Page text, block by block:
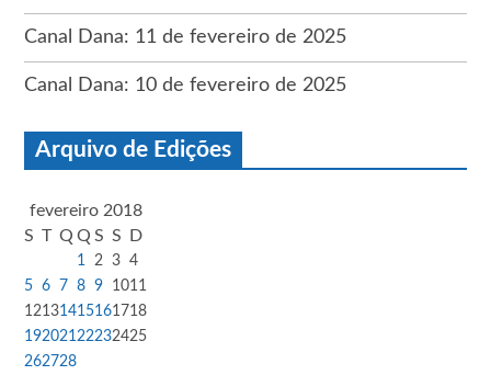
Canal Dana: 11 de fevereiro de 2025
Canal Dana: 10 de fevereiro de 2025
Arquivo de Edições
fevereiro 2018
S T Q Q S S D
1 2 3 4
5 6 7 8 9 1011
12131415161718
192021 22232425
262728